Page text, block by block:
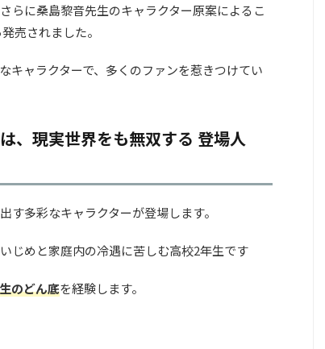
らに桑島黎音先生のキャラクター原案によるこ
売されました。
キャラクターで、多くのファンを惹きつけてい
、現実世界をも無双する 登場人
す多彩なキャラクターが登場します。
じめと家庭内の冷遇に苦しむ高校2年生です
のどん底を経験します。